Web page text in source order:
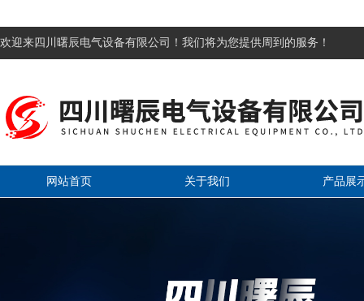
欢迎来四川曙辰电气设备有限公司！我们将为您提供周到的服务！
网站首页 关于我们 产品展